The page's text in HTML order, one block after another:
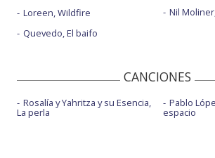
Loreen, Wildfire
Quevedo, El baifo
Nil
CANCIONES
Rosalía y Yahritza y su Esencia,
La perla
Pablo
espacio